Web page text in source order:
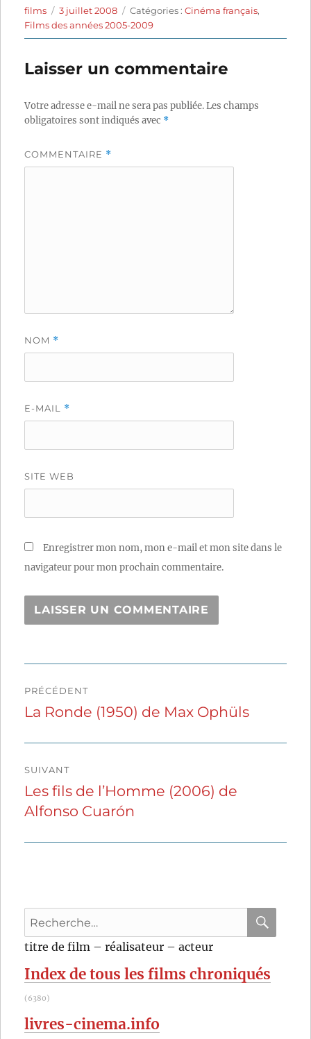
Auteur
films
Publié
le
3 juillet 2008 Catégories
Catégories :Cinéma français,
Films des années 2005-2009
Laisser un commentaire
Votre adresse e-mail ne sera pas publiée.Les champs
obligatoires sont indiqués avec *
COMMENTAIRE *
NOM *
E-MAIL *
SITE WEB
Enregistrer mon nom, mon e-mail et mon site dans le
navigateur pour mon prochain commentaire.
de
PRÉCÉDENT
Publication
La Ronde (1950) de Max Ophüls
SUIVANT
Publication
suivante :
Les fils de l’Homme (2006) de
Alfonso Cuarón
Recherche
pour
:
titre de film – réalisateur – acteur
Index de tous les films chroniqués
(6380)
livres-cinema.info